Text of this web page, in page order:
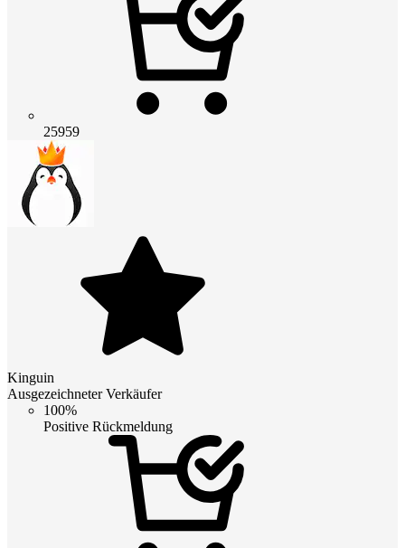
25959
Kinguin
Ausgezeichneter Verkäufer
100%
Positive Rückmeldung